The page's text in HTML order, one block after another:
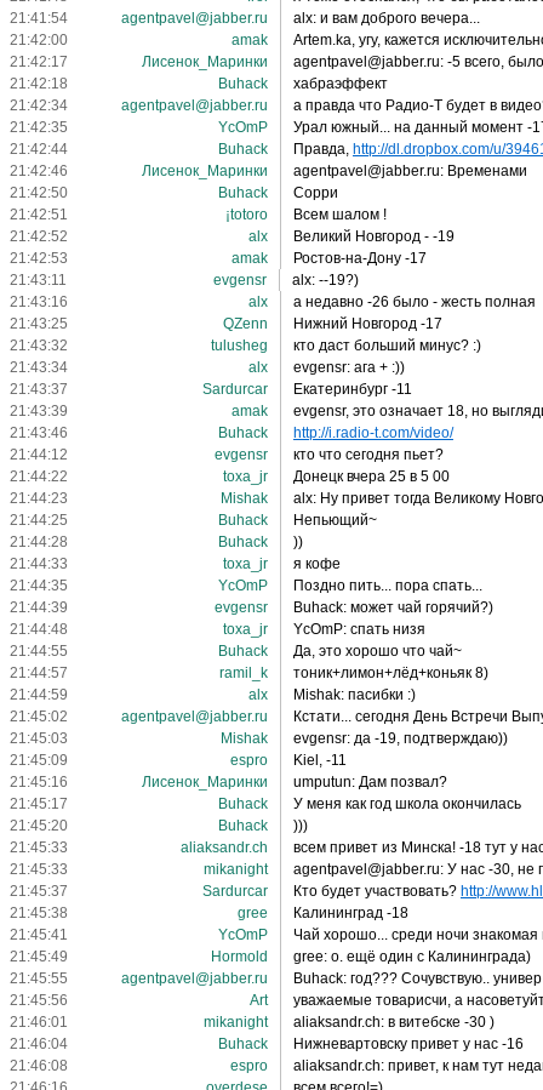
21:41:54
agentpavel@jabber.ru
alx: и вам доброго вечера...
21:42:00
amak
Artem.ka, угу, кажется
21:42:17
Лисенок_Маринки
agentpavel@jabber.ru: -5 всего,
21:42:18
Buhack
хабраэффект
21:42:34
agentpavel@jabber.ru
а правда что Радио-Т будет в
21:42:35
YcOmP
Урал южный... на данный момент -
21:42:44
Buhack Правда, http://dl.dropbox.com/u/
21:42:46
Лисенок_Маринки
agentpavel@jabber.ru: Временами
21:42:50
Buhack
Сорри
21:42:51
¡totoro
Всем шалом !
21:42:52
alx
Великий Новгород - -19
21:42:53
amak
Ростов-на-Дону -17
21:43:11
evgensr
alx: --19?)
21:43:16
alx
а недавно -26 было - жесть полная
21:43:25
QZenn
Нижний Новгород -17
21:43:32
tulusheg
кто даст больший минус? :)
21:43:34
alx
evgensr: ага + :))
21:43:37
Sardurcar
Екатеринбург -11
21:43:39
amak
evgensr, это означает 18, но
21:43:46
Buhack
http://i.radio-t.com/video/
21:44:12
evgensr
кто что сегодня пьет?
21:44:22
toxa_jr
Донецк вчера 25 в 5 00
21:44:23
Mishak
alx: Ну привет тогда Великому
21:44:25
Buhack
Непьющий~
21:44:28
Buhack
))
21:44:33
toxa_jr
я кофе
21:44:35
YcOmP
Поздно пить... пора спать...
21:44:39
evgensr
Buhack: может чай горячий?)
21:44:48
toxa_jr
YcOmP: спать низя
21:44:55
Buhack
Да, это хорошо что чай~
21:44:57
ramil_k
тоник+лимон+лёд+коньяк 8)
21:44:59
alx
Mishak: пасибки :)
21:45:02
agentpavel@jabber.ru
Кстати... сегодня День Встречи
21:45:03
Mishak
evgensr: да -19, подтверждаю))
21:45:09
espro
Kiel, -11
21:45:16
Лисенок_Маринки
umputun: Дам позвал?
21:45:17
Buhack
У меня как год школа окончилась
21:45:20
Buhack
)))
21:45:33
aliaksandr.ch
всем привет из Минска! -18 тут у
21:45:33
mikanight
agentpavel@jabber.ru: У нас -30, не
21:45:37
Sardurcar Кто будет участвовать? http://
21:45:38
gree
Калининград -18
21:45:41
YcOmP
Чай хорошо... среди ночи знакомая
21:45:49
Hormold
gree: о. ещё один с Калининграда)
21:45:55
agentpavel@jabber.ru
Buhack: год??? Сочувствую..
21:45:56
Art
уважаемые товарисчи, а
21:46:01
mikanight
aliaksandr.ch: в витебске -30 )
21:46:04
Buhack
Нижневартовску привет у нас -16
21:46:08
espro
aliaksandr.ch: привет, к нам тут